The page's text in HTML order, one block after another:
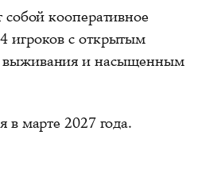
собой кооперативное
игроков с открытым
и насыщенным
в марте 2027 года.